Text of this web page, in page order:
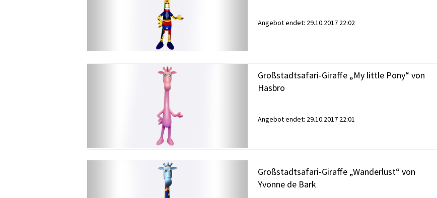
Angebot endet: 29.10.2017 22:02
Großstadtsafari-Giraffe „My little Pony“ von
Hasbro
Angebot endet: 29.10.2017 22:01
Großstadtsafari-Giraffe „Wanderlust“ von
Yvonne de Bark